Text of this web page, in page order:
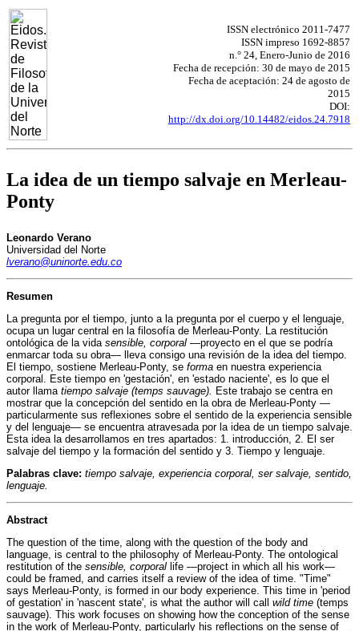
ISSN electrónico 2011-7477
ISSN impreso 1692-8857
n.° 24, Enero-Junio de 2016
Fecha de recepción: 30 de mayo de 2015
Fecha de aceptación: 24 de agosto de
2015
DOI:
http://dx.doi.org/10.14482/eidos.24.7918
La idea de un tiempo salvaje en Merleau-
Ponty
Leonardo Verano
Universidad del Norte
lverano@uninorte.edu.co
Resumen
La pregunta por el tiempo, junto a la pregunta por el cuerpo y el lenguaje,
ocupa un lugar central en la filosofía de Merleau-Ponty. La restitución
ontológica de la vida sensible, corporal —proyecto en el que se podría
enmarcar toda su obra— lleva consigo una revisión de la idea del tiempo.
El tiempo, sostiene Merleau-Ponty, se forma en nuestra experiencia
corporal. Este tiempo en 'gestación', en 'estado naciente', es lo que el
autor llama tiempo salvaje (temps sauvage). Este trabajo se centra en
mostrar que la concepción del sentido en la obra de Merleau-Ponty —
particularmente sus reflexiones sobre el sentido de la experiencia sensible
y del lenguaje— se encuentra atravesada por la idea de un tiempo salvaje.
Esta idea la desarrollamos en tres apartados: 1. introducción, 2. El ser
salvaje del tiempo y la formación del sentido y 3. Tiempo y lenguaje.
Palabras clave: tiempo salvaje, experiencia corporal, ser salvaje, sentido,
lenguaje.
Abstract
The question of the time, along with the question of the body and
language, is central to the philosophy of Merleau-Ponty. The ontological
restitution of the sensible, corporal life —project in which all his work—
could be framed, and carries itself a review of the idea of time. "Time"
says Merleau-Ponty, is formed in our body experience. This time in 'period
of gestation' in 'nascent state', is what the author will call wild time (temps
sauvage). This work focuses on showing how the conception of the sense
in the work of Merleau-Ponty, particularly his reflections on the sense of